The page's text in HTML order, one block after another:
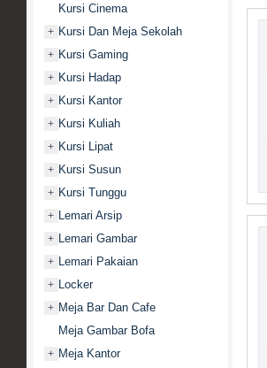
Kursi Cinema
+ Kursi Dan Meja Sekolah
+ Kursi Gaming
+ Kursi Hadap
+ Kursi Kantor
+ Kursi Kuliah
+ Kursi Lipat
+ Kursi Susun
+ Kursi Tunggu
+ Lemari Arsip
+ Lemari Gambar
+ Lemari Pakaian
+ Locker
+ Meja Bar Dan Cafe
Meja Gambar Bofa
+ Meja Kantor